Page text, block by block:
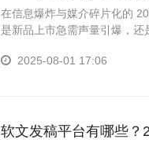
局？
在信息爆炸与媒介碎片化的
是新品上市急需声量引爆，
2025-08-01 17:06
软文发稿平台有哪些？